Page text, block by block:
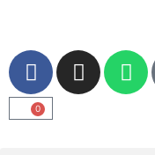
F
a
c
e
I
n
W
h
0
Carrinho